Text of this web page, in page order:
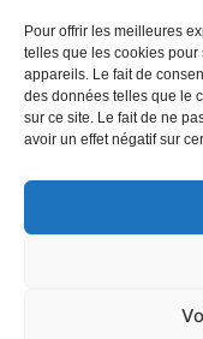
Pour offrir les meilleures
telles que les cookies
appareils. Le fait de
des données telles que le
sur ce site. Le fait de ne
avoir un effet négatif sur